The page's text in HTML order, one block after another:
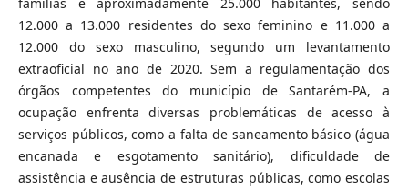
12.000 a 13.000 residentes do sexo feminino e 11.000 a
12.000 do sexo masculino, segundo um levantamento
extraoficial no ano de 2020. Sem a regulamentação dos
órgãos competentes do município de Santarém-PA, a
ocupação enfrenta diversas problemáticas de acesso à
serviços públicos, como a falta de saneamento básico (água
encanada e esgotamento sanitário), dificuldade de
assistência e ausência de estruturas públicas, como escolas